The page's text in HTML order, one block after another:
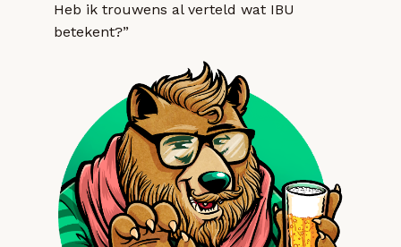
Heb ik trouwens al verteld wat IBU
betekent?”